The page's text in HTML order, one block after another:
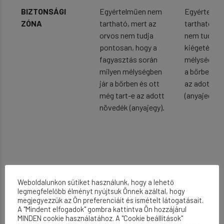
BIZTONSÁGI
ZÓNA
Egyértelműen nem
tartható, mert az
orvos nem tudja
pontosan, hogy a
fagyasztás során
milyen mélységben
jár a bőrben és ott
még tart-e az adott
növedék (anyajegy).
tartható,
nem tudja
kiégetés
a bőrben
az adott
(anyajegy).
Weboldalunkon sütiket használunk, hogy a lehető
legmegfelelőbb élményt nyújtsuk Önnek azáltal, hogy
megjegyezzük az Ön preferenciáit és ismételt látogatásait.
A "Mindent elfogadok" gombra kattintva Ön hozzájárul
MINDEN cookie használatához. A "Cookie beállítások"